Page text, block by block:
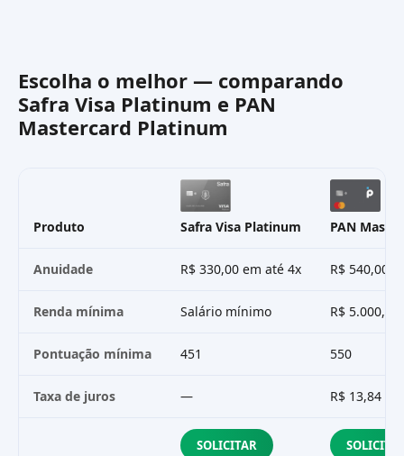
Escolha o melhor — comparando
Safra Visa Platinum e PAN
Mastercard Platinum
Produto Safra Visa Platinum PAN
Anuidade R$ 330,00 em até 4x R$ 540,00
Renda mínima Salário mínimo R$ 5.000,00
Pontuação mínima 451 550
Taxa de juros — R$ 13,84
SOLICITAR